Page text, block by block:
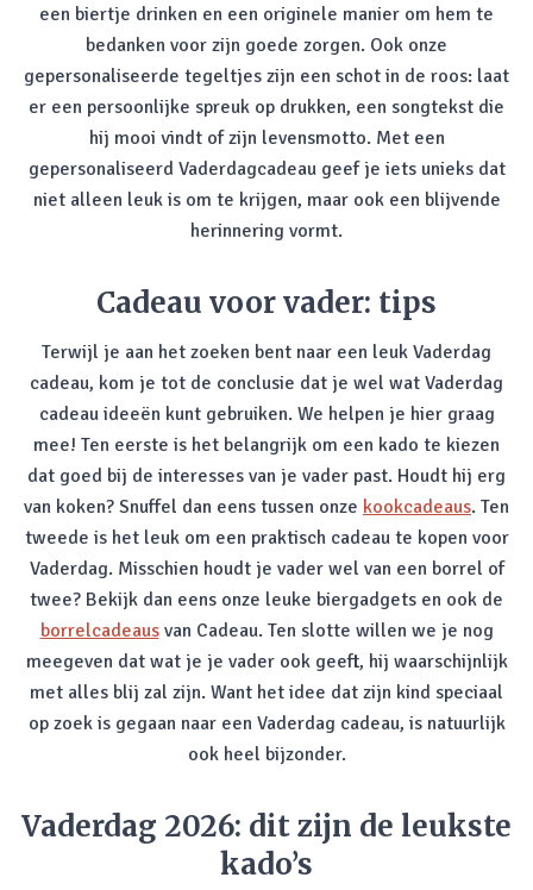
een biertje drinken en een originele manier om hem te
bedanken voor zijn goede zorgen. Ook onze
gepersonaliseerde tegeltjes zijn een schot in de roos: laat
er een persoonlijke spreuk op drukken, een songtekst die
hij mooi vindt of zijn levensmotto. Met een
gepersonaliseerd Vaderdagcadeau geef je iets unieks dat
niet alleen leuk is om te krijgen, maar ook een blijvende
herinnering vormt.
Cadeau voor vader: tips
Terwijl je aan het zoeken bent naar een leuk Vaderdag
cadeau, kom je tot de conclusie dat je wel wat Vaderdag
cadeau ideeën kunt gebruiken. We helpen je hier graag
mee! Ten eerste is het belangrijk om een kado te kiezen
dat goed bij de interesses van je vader past. Houdt hij erg
van koken? Snuffel dan eens tussen onze kookcadeaus. Ten
tweede is het leuk om een praktisch cadeau te kopen voor
Vaderdag. Misschien houdt je vader wel van een borrel of
twee? Bekijk dan eens onze leuke biergadgets en ook de
borrelcadeausvan Cadeau. Ten slotte willen we je nog
meegeven dat wat je je vader ook geeft, hij waarschijnlijk
met alles blij zal zijn. Want het idee dat zijn kind speciaal
op zoek is gegaan naar een Vaderdag cadeau, is natuurlijk
ook heel bijzonder.
Vaderdag 2026: dit zijn de leukste
kado’s